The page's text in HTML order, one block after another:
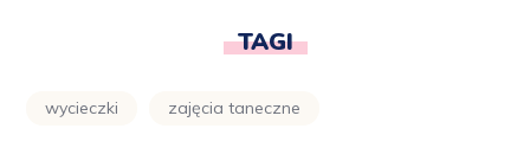
TAGI
wycieczki zajęcia taneczne